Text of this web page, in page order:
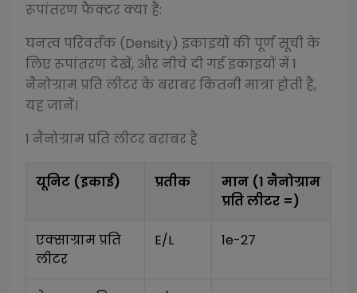
रूपांतरण फैक्टर क्या हैं:
घनत्व परिवर्तक (Density) इकाइयों की पूर्ण सूची के
लिए रूपांतरण देखें, और नीचे दी गई इकाइयों में 1
नैनोग्राम प्रति लीटरके बराबर कितनी मात्रा होती है,
यह जानें।
1 नैनोग्राम प्रति लीटरबराबर है
यूनिट (इकाई) प्रतीक मान (1 नैनोग्राम
प्रति लीटर =)
एक्साग्राम प्रति
लीटर
E/L 1e-27